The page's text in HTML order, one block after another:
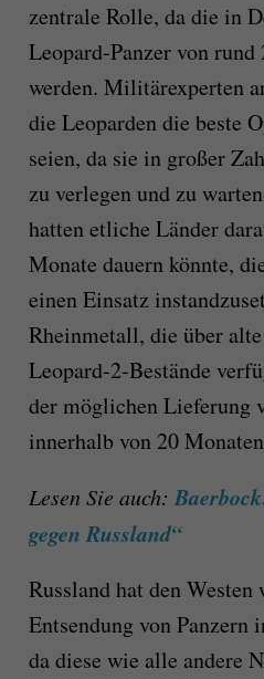
zentrale Rolle, da die in
Leopard-Panzer von
werden. Militärexperten
die Leoparden die beste
seien, da sie in großer
zu verlegen und zu
hatten etliche Länder
Monate dauern könnte,
einen Einsatz
Rheinmetall, die über
Leopard-2-Bestände
der möglichen Lieferung
innerhalb von 20
Lesen Sie auch:
gegen Russland“
Russland hat den
Entsendung von Panzern
da diese wie alle andere